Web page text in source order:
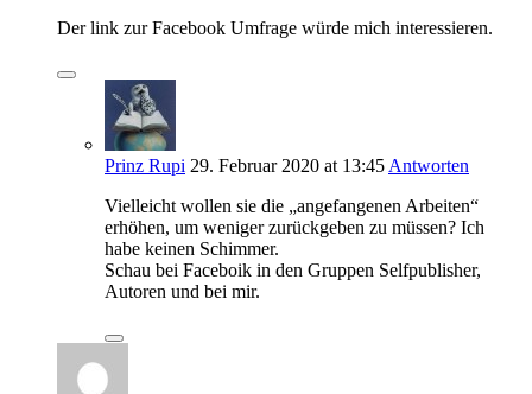
Der link zur Facebook Umfrage würde mich interessieren.
Prinz Rupi 29. Februar 2020 at 13:45Antworten
Vielleicht wollen sie die „angefangenen Arbeiten“
erhöhen, um weniger zurückgeben zu müssen? Ich
habe keinen Schimmer.
Schau bei Faceboik in den Gruppen Selfpublisher,
Autoren und bei mir.